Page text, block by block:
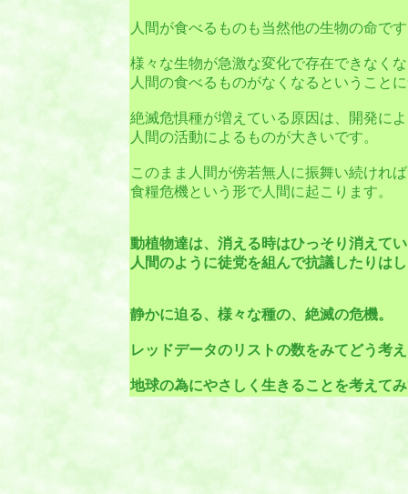
人間が食べるものも当然他の生物の命で
様々な生物が急激な変化で存在できなく
人間の食べるものがなくなるということ
絶滅危惧種が増えている原因は、開発に
人間の活動によるものが大きいです。
このまま人間が傍若無人に振舞い続けれ
食糧危機という形で人間に起こります。
動植物達は、消える時はひっそり消えて
人間のように徒党を組んで抗議したりは
静かに迫る、様々な種の、絶滅の危機。
レッドデータのリストの数をみてどう考
地球の為にやさしく生きることを考えて